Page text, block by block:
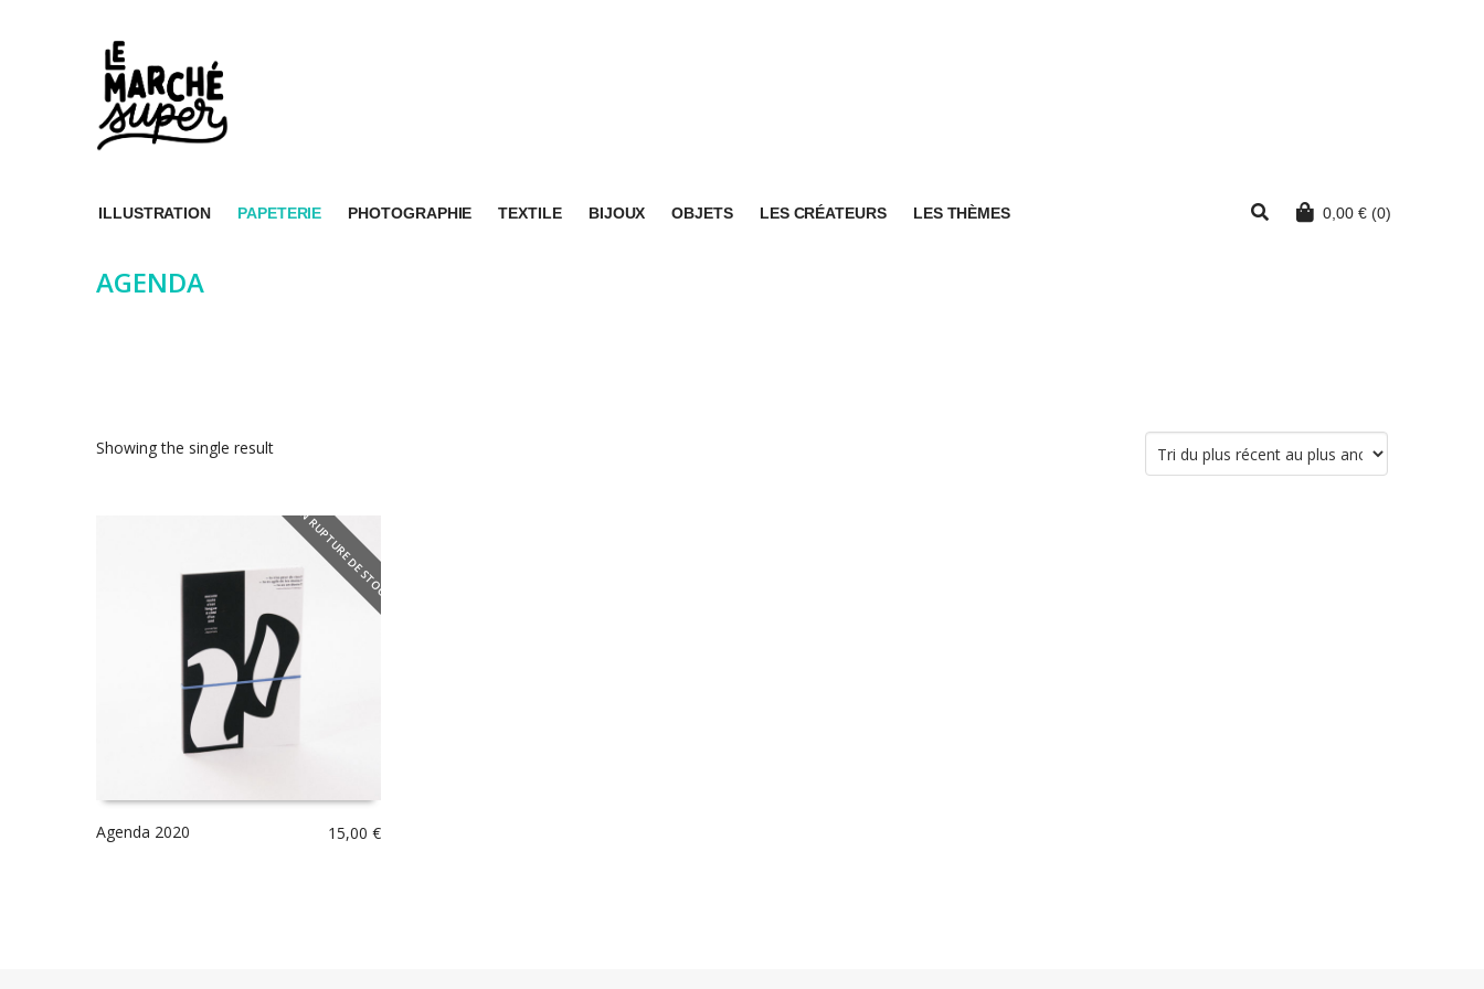
ILLUSTRATION PAPETERIE PHOTOGRAPHIE TEXTILE BIJOUX OBJETS LES CRÉATEURS LES THÈMES 0,00 € (0)
AGENDA
Showing the single result
EN RUPTURE DE STOCK
Agenda 2020 15,00 €